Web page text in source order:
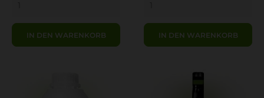
IN DEN WARENKORB IN DEN WARENKORB